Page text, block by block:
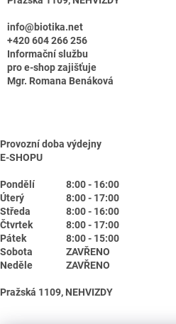
info@biotika.net
+420 604 266 256
Informační službu
pro e-shop zajišťuje
Mgr. Romana Benáková
Provozní doba výdejny
E-SHOPU
Pondělí
8:00 - 16:00
Úterý
8:00 - 17:00
Středa
8:00 - 16:00
Čtvrtek
8:00 - 17:00
Pátek
8:00 - 15:00
Sobota
ZAVŘENO
Neděle
ZAVŘENO
Pražská 1109, NEHVIZDY